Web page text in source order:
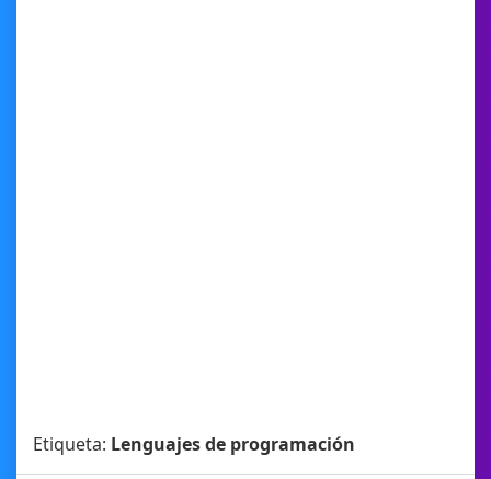
Etiqueta: Lenguajes de programación